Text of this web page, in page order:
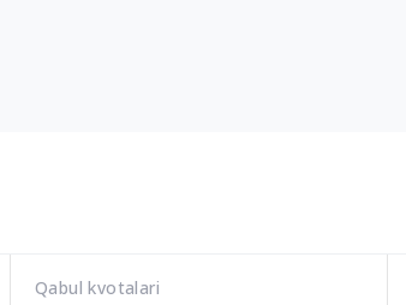
Qabul kvotalari